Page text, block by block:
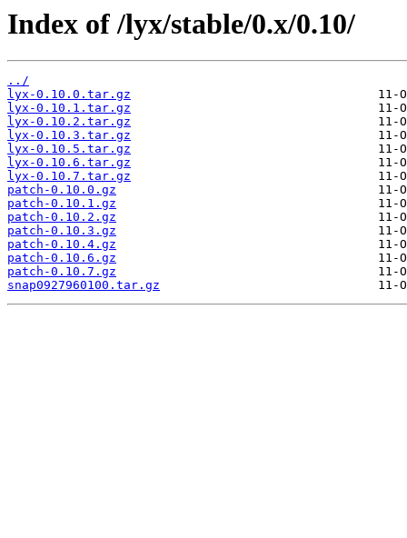
Index of /lyx/stable/0.x/0.10/
../
lyx-0.10.0.tar.gz
lyx-0.10.1.tar.gz
lyx-0.10.2.tar.gz
lyx-0.10.3.tar.gz
lyx-0.10.5.tar.gz
lyx-0.10.6.tar.gz
lyx-0.10.7.tar.gz
patch-0.10.0.gz
patch-0.10.1.gz
patch-0.10.2.gz
patch-0.10.3.gz
patch-0.10.4.gz
patch-0.10.6.gz
patch-0.10.7.gz
snap0927960100.tar.gz